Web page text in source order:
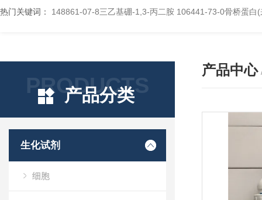
热门关键词： 148861-07-8三乙基硼-1,3-丙二胺 106441-73-0骨桥蛋白
PRODUCTS
产品分类
生化试剂
细胞
产品中心